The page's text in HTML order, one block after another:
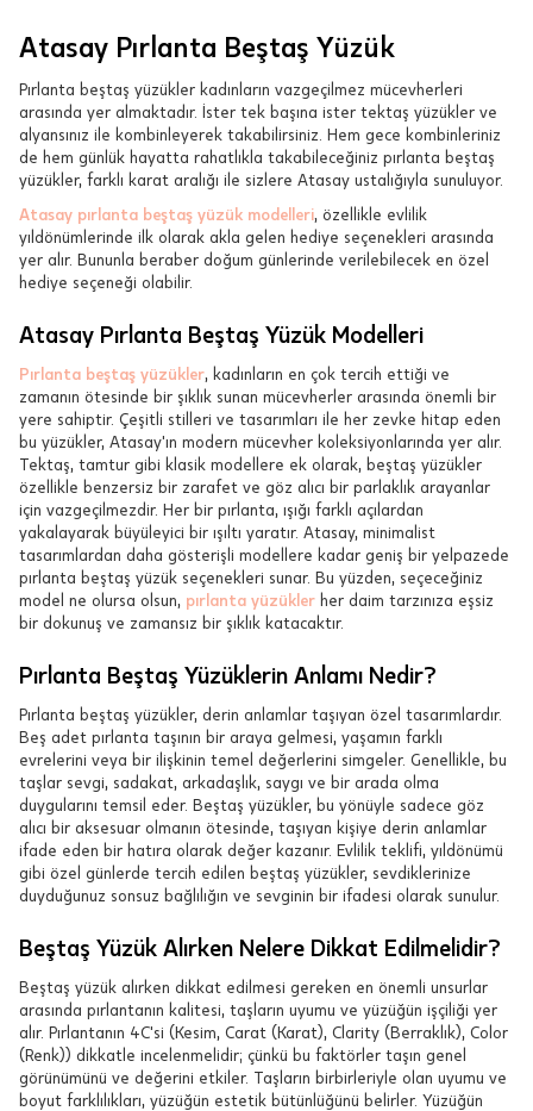
Atasay Pırlanta Beştaş Yüzük
Pırlanta beştaş yüzükler kadınların vazgeçilmez mücevherleri
arasında yer almaktadır. İster tek başına ister tektaş yüzükler ve
alyansınız ile kombinleyerek takabilirsiniz. Hem gece kombinleriniz
de hem günlük hayatta rahatlıkla takabileceğiniz pırlanta beştaş
yüzükler, farklı karat aralığı ile sizlere Atasay ustalığıyla sunuluyor.
Atasay pırlanta beştaş yüzük modelleri, özellikle evlilik
yıldönümlerinde ilk olarak akla gelen hediye seçenekleri arasında
yer alır. Bununla beraber doğum günlerinde verilebilecek en özel
hediye seçeneği olabilir.
Atasay Pırlanta Beştaş Yüzük Modelleri
Pırlanta beştaş yüzükler, kadınların en çok tercih ettiği ve
zamanın ötesinde bir şıklık sunan mücevherler arasında önemli bir
yere sahiptir. Çeşitli stilleri ve tasarımları ile her zevke hitap eden
bu yüzükler, Atasay'ın modern mücevher koleksiyonlarında yer alır.
Tektaş, tamtur gibi klasik modellere ek olarak, beştaş yüzükler
özellikle benzersiz bir zarafet ve göz alıcı bir parlaklık arayanlar
için vazgeçilmezdir. Her bir pırlanta, ışığı farklı açılardan
yakalayarak büyüleyici bir ışıltı yaratır. Atasay, minimalist
tasarımlardan daha gösterişli modellere kadar geniş bir yelpazede
pırlanta beştaş yüzük seçenekleri sunar. Bu yüzden, seçeceğiniz
model ne olursa olsun, pırlanta yüzükler her daim tarzınıza eşsiz
bir dokunuş ve zamansız bir şıklık katacaktır.
Pırlanta Beştaş Yüzüklerin Anlamı Nedir?
Pırlanta beştaş yüzükler, derin anlamlar taşıyan özel tasarımlardır.
Beş adet pırlanta taşının bir araya gelmesi, yaşamın farklı
evrelerini veya bir ilişkinin temel değerlerini simgeler. Genellikle, bu
taşlar sevgi, sadakat, arkadaşlık, saygı ve bir arada olma
duygularını temsil eder. Beştaş yüzükler, bu yönüyle sadece göz
alıcı bir aksesuar olmanın ötesinde, taşıyan kişiye derin anlamlar
ifade eden bir hatıra olarak değer kazanır. Evlilik teklifi, yıldönümü
gibi özel günlerde tercih edilen beştaş yüzükler, sevdiklerinize
duyduğunuz sonsuz bağlılığın ve sevginin bir ifadesi olarak sunulur.
Beştaş Yüzük Alırken Nelere Dikkat Edilmelidir?
Beştaş yüzük alırken dikkat edilmesi gereken en önemli unsurlar
arasında pırlantanın kalitesi, taşların uyumu ve yüzüğün işçiliği yer
alır. Pırlantanın 4C'si (Kesim, Carat (Karat), Clarity (Berraklık), Color
(Renk)) dikkatle incelenmelidir; çünkü bu faktörler taşın genel
görünümünü ve değerini etkiler. Taşların birbirleriyle olan uyumu ve
boyut farklılıkları, yüzüğün estetik bütünlüğünü belirler. Yüzüğün